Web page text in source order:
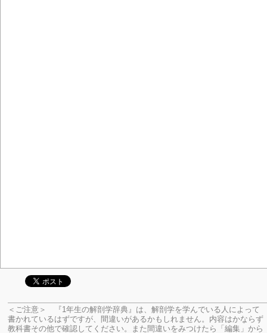
＜ご注意＞ 『1年生の解剖学辞典』は、解剖学を学んでいる人によって
書かれているはずですが、間違いがあるかもしれません。内容はかならず
教科書その他で確認してください。
また間違いをみつけたら「編集」から